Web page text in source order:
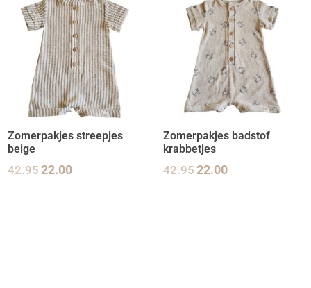
Zomerpakjes streepjes
beige
42.9522.00
Zomerpakjes badstof
krabbetjes
42.9522.00